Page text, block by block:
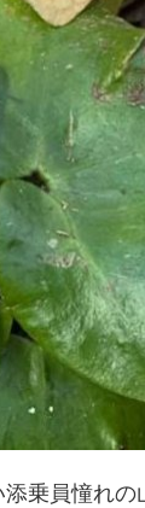
乗員憧れの